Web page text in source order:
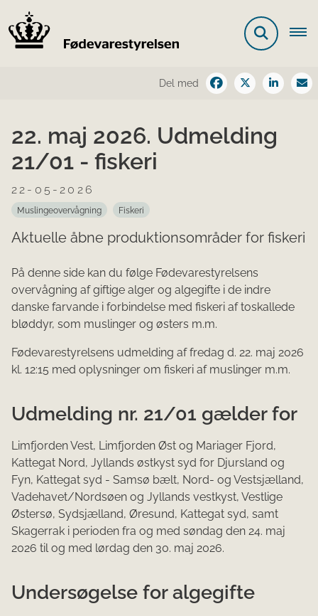
Del med
22. maj 2026. Udmelding
21/01 - fiskeri
22-05-2026
Muslingeovervågning Fiskeri
Aktuelle åbne produktionsområder for fiskeri
På denne side kan du følge Fødevarestyrelsens
overvågning af giftige alger og algegifte i de indre
danske farvande i forbindelse med fiskeri af toskallede
bløddyr, som muslinger og østers m.m.
Fødevarestyrelsens udmelding af fredag d. 22. maj 2026
kl. 12:15 med oplysninger om fiskeri af muslinger m.m.
Udmelding nr. 21/01 gælder for
Limfjorden Vest, Limfjorden Øst og Mariager Fjord,
Kattegat Nord, Jyllands østkyst syd for Djursland og
Fyn, Kattegat syd - Samsø bælt, Nord- og Vestsjælland,
Vadehavet/Nordsøen og Jyllands vestkyst, Vestlige
Østersø, Sydsjælland, Øresund, Kattegat syd, samt
Skagerrak i perioden fra og med søndag den 24. maj
2026 til og med lørdag den 30. maj 2026.
Undersøgelse for algegifte